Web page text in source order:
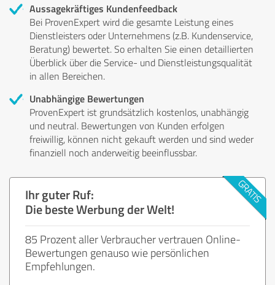
Aussagekräftiges Kundenfeedback
Bei ProvenExpert wird die gesamte Leistung eines
Dienstleisters oder Unternehmens (z.B. Kundenservice,
Beratung) bewertet. So erhalten Sie einen detaillierten
Überblick über die Service- und Dienstleistungsqualität
in allen Bereichen.
Unabhängige Bewertungen
ProvenExpert ist grundsätzlich kostenlos, unabhängig
und neutral. Bewertungen von Kunden erfolgen
freiwillig, können nicht gekauft werden und sind weder
finanziell noch anderweitig beeinflussbar.
Ihr guter Ruf:
Die beste Werbung der Welt!
85 Prozent aller Verbraucher vertrauen Online-
Bewertungen genauso wie persönlichen
Empfehlungen.